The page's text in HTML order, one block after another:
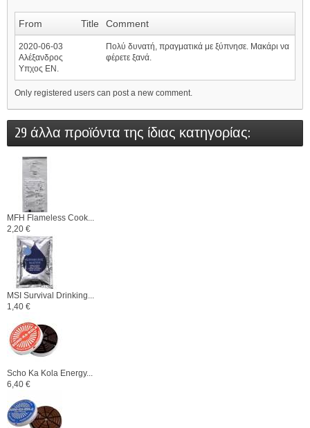
From Title Comment
2020-06-03
Αλέξανδρος
Υπχος ΕΝ.
Πολύ δυνατή, πραγματικά με ξύπνησε. Μακάρι να
φέρετε ξανά.
Only registered users can post a new comment.
29 άλλα προϊόντα της ίδιας κατηγορίας:
MFH Flameless Cook...
2,20 €
MSI Survival Drinking...
1,40 €
Scho Ka Kola Energy...
6,40 €